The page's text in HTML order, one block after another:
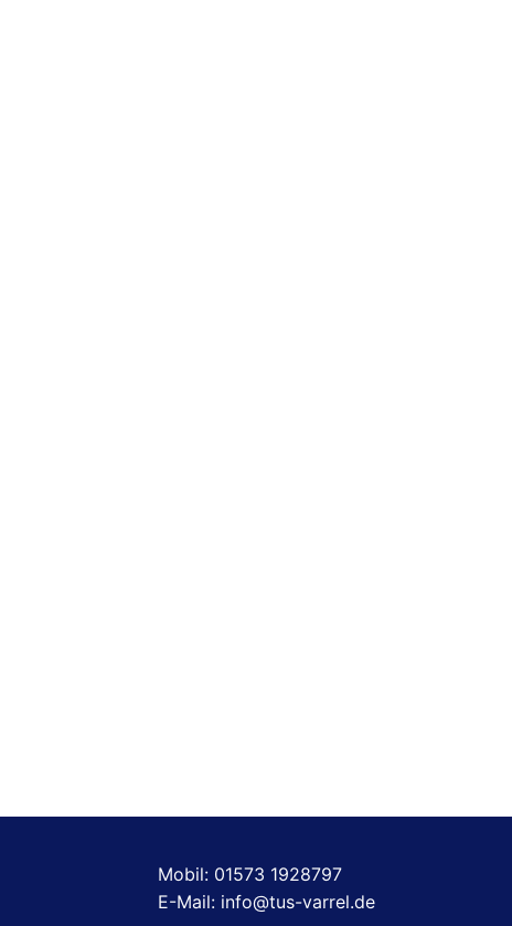
Mobil: 01573 1928797
E-Mail: info@tus-varrel.de